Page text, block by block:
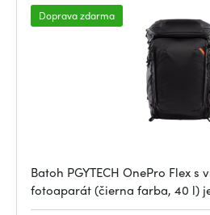
Doprava zdarma
Batoh PGYTECH OnePro Flex s
fotoaparát (čierna farba, 40 l)